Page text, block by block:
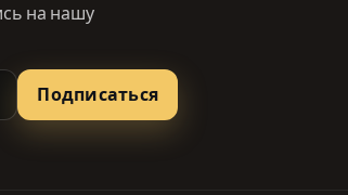
на нашу
Подписаться